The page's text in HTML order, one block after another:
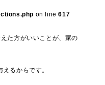
on line617
た方がいいことが、家の
るからです。